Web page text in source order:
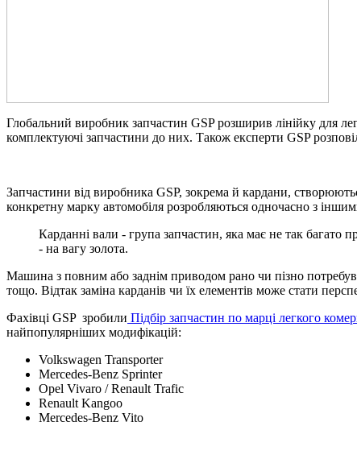
Глобальний виробник запчастин GSP розширив лінійку для
комплектуючі запчастини до них. Також експерти GSP
Запчастини від виробника GSP, зокрема й кардани,
конкретну марку автомобіля розробляються одночасно з
Карданні вали - група запчастин, яка має не так багато
- на вагу золота.
Машина з повним або заднім приводом рано чи пізно
тощо. Відтак заміна карданів чи їх елементів може стати
Фахівці GSP зробили Підбір запчастин по марці легкого
найпопулярніших модифікацій:
Volkswagen Transporter
Mercedes-Benz Sprinter
Opel Vivaro / Renault Trafic
Renault Kangoo
Mercedes-Benz Vito